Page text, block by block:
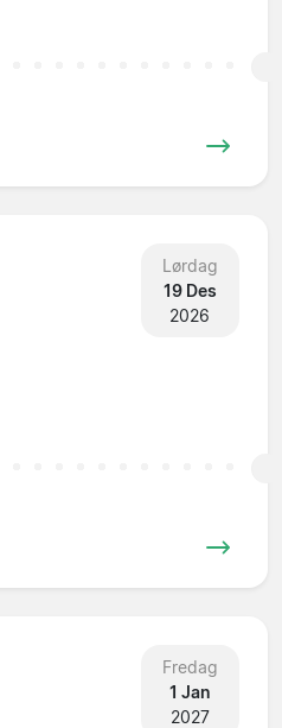
Lørdag
19 Des
2026
Fredag
1 Jan
2027